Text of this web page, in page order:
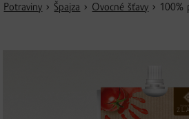
Potraviny › Špajza › Ovocné šťavy › 100%